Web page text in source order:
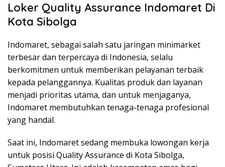
Loker Quality Assurance Indomaret Di
Kota Sibolga
Indomaret, sebagai salah satu jaringan minimarket
terbesar dan terpercaya di Indonesia, selalu
berkomitmen untuk memberikan pelayanan terbaik
kepada pelanggannya. Kualitas produk dan layanan
menjadi prioritas utama, dan untuk menjaganya,
Indomaret membutuhkan tenaga-tenaga profesional
yang handal.
Saat ini, Indomaret sedang membuka lowongan kerja
untuk posisi Quality Assurance di Kota Sibolga,